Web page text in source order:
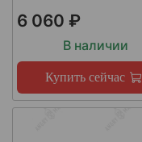
6 060 ₽
В наличии
Купить сейчас